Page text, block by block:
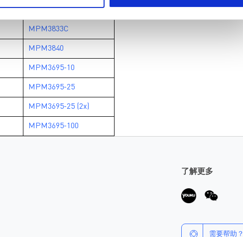
MPM3820
MPM3833C
MPM3840
MPM3695-10
MPM3695-25
MPM3695-25 (2x)
MPM3695-100
了解更多
需要帮助？